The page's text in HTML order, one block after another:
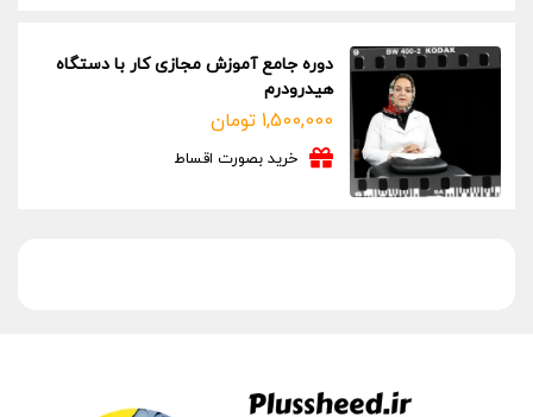
دوره جامع آموزش مجازی کار با دستگاه
هیدرودرم
1,500,000 تومان
خرید بصورت اقساط